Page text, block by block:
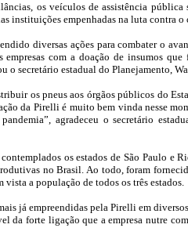
os veículos de assistência pública
instituições empenhadas na luta contra
diversas ações para combater o
empresas com a doação de insumos
o secretário estadual do Planejamento,
os pneus aos órgãos públicos do
da Pirelli é muito bem vinda nesse
agradeceu o secretário
os estados de São Paulo e
no Brasil. Ao todo, foram
a população de todos os três estados.
já empreendidas pela Pirelli em
da forte ligação que a empresa nutre